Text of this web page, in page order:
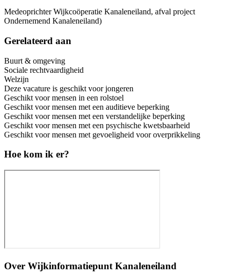
Medeoprichter Wijkcoöperatie Kanaleneiland, afval project
Ondernemend Kanaleneiland)
Gerelateerd aan
Buurt & omgeving
Sociale rechtvaardigheid
Welzijn
Deze vacature is geschikt voor jongeren
Geschikt voor mensen in een rolstoel
Geschikt voor mensen met een auditieve beperking
Geschikt voor mensen met een verstandelijke beperking
Geschikt voor mensen met een psychische kwetsbaarheid
Geschikt voor mensen met gevoeligheid voor overprikkeling
Hoe kom ik er?
Over Wijkinformatiepunt Kanaleneiland